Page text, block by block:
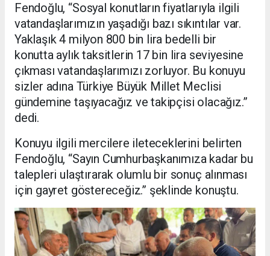
Fendoğlu, “Sosyal konutların fiyatlarıyla ilgili
vatandaşlarımızın yaşadığı bazı sıkıntılar var.
Yaklaşık 4 milyon 800 bin lira bedelli bir
konutta aylık taksitlerin 17 bin lira seviyesine
çıkması vatandaşlarımızı zorluyor. Bu konuyu
sizler adına Türkiye Büyük Millet Meclisi
gündemine taşıyacağız ve takipçisi olacağız.”
dedi.
Konuyu ilgili mercilere ileteceklerini belirten
Fendoğlu, “Sayın Cumhurbaşkanımıza kadar bu
talepleri ulaştırarak olumlu bir sonuç alınması
için gayret göstereceğiz.” şeklinde konuştu.